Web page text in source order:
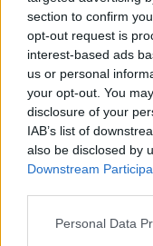
section to confirm
opt-out request is
interest-based ads
us or personal
your opt-out. You
disclosure of your
IAB’s list of
also be disclosed by
Downstream
Please note that this
Personal Data
Kövess minket,